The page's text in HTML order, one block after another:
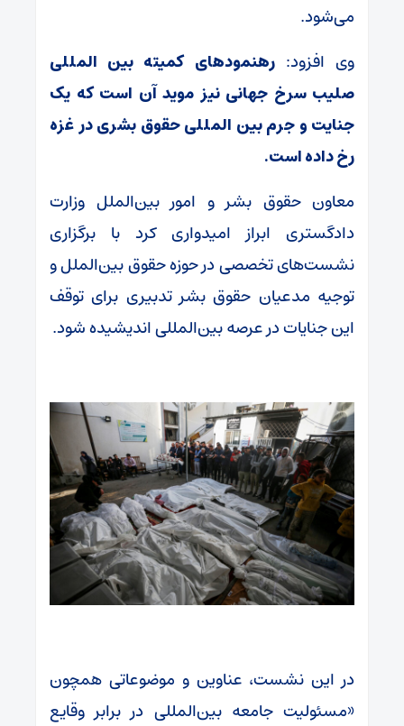
می‌شود.
وی افزود:رهنمودهای کمیته بین المللی
صلیب سرخ جهانی نیز موید آن است که یک
جنایت و جرم بین المللی حقوق بشری در غزه
رخ داده است.
معاون حقوق بشر و امور بین‌الملل وزارت
دادگستری ابراز امیدواری کرد با برگزاری
نشست‌های تخصصی در حوزه حقوق بین‌الملل و
توجیه مدعیان حقوق بشر تدبیری برای توقف
این جنایات در عرصه بین‌المللی اندیشیده شود.
در این نشست، عناوین و موضوعاتی همچون
«مسئولیت جامعه بین‌المللی در برابر وقایع